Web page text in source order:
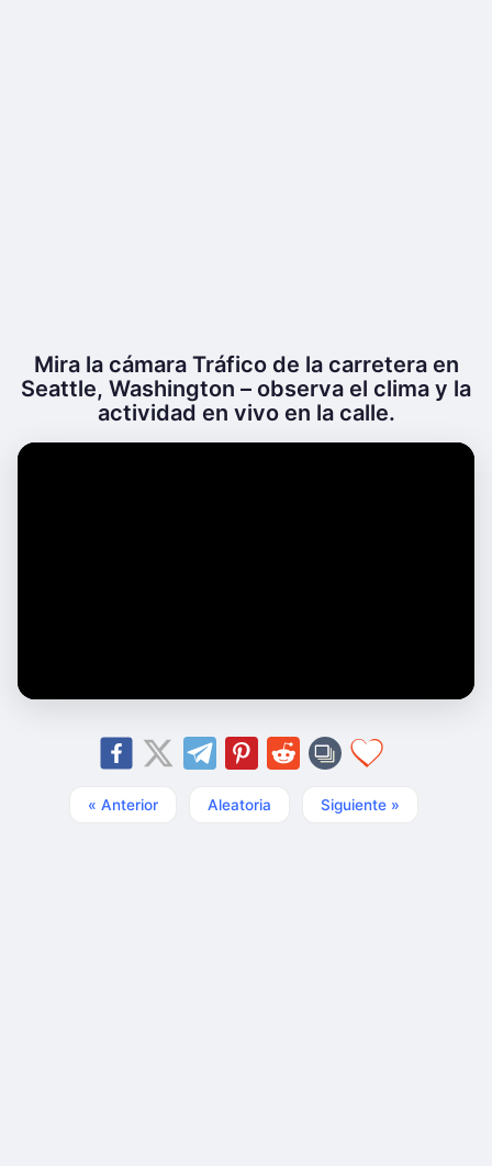
Mira la cámara Tráfico de la carretera en
Seattle, Washington – observa el clima y la
actividad en vivo en la calle.
« Anterior Aleatoria Siguiente »